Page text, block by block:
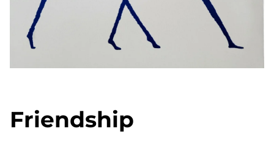
Friendship